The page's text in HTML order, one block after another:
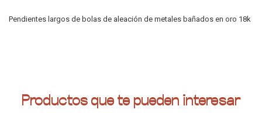
Pendientes largos de bolas de aleación de metales bañados en oro 18k
Productos que te pueden interesar